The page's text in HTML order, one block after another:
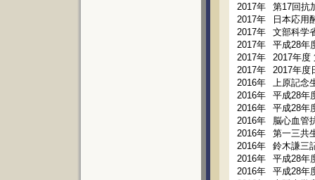
2017年
第17回抗
2017年
日本応用
2017年
文部科学
2017年
平成28年
2017年
2017年度
2017年
2017年度
2016年
上原記
2016年
平成28年
2016年
平成28年
2016年
脳心血管
2016年
第一三共
2016年
鈴木謙三
2016年
平成28年
2016年
平成28年